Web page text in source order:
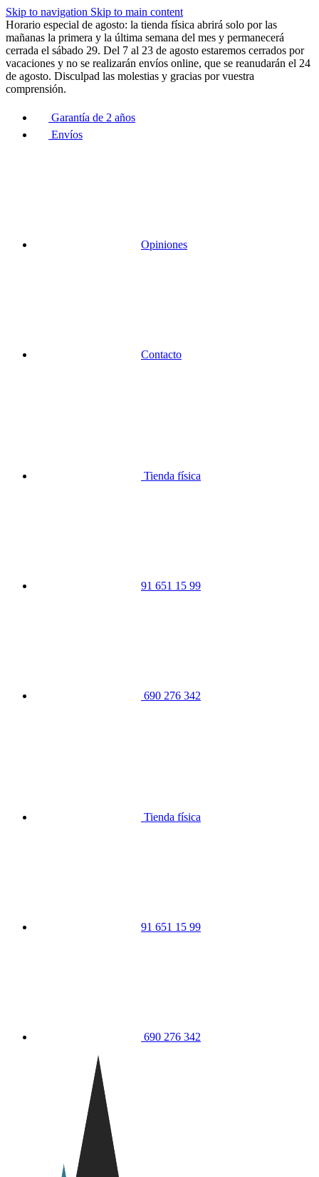
Skip to navigation Skip to main content
Horario especial de agosto: la tienda física abrirá solo por las
mañanas la primera y la última semana del mes y permanecerá
cerrada el sábado 29. Del 7 al 23 de agosto estaremos cerrados por
vacaciones y no se realizarán envíos online, que se reanudarán el 24
de agosto. Disculpad las molestias y gracias por vuestra
comprensión.
Garantía de 2 años
Envíos
Opiniones
Contacto
Tienda física
91 651 15 99
690 276 342
Tienda física
91 651 15 99
690 276 342